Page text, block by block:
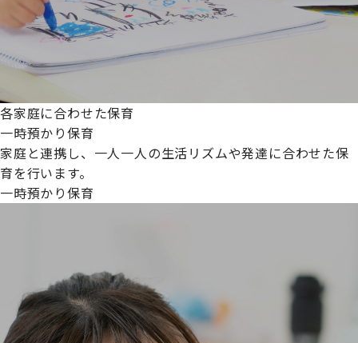
各家庭に合わせた保育
一時預かり保育
家庭と連携し、一人一人の生活リズムや発達に合わせた保
育を行います。
一時預かり保育